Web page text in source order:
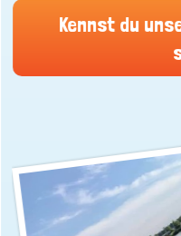
Kennst du